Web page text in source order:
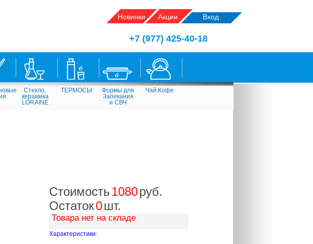
Новинки Акции Вход
Стекло,
керамика
LORAINE
ТЕРМОСЫ
Формы для
Запекания
и СВЧ
Чай.Кофе
+7 (977) 425-40-18
Стоимость1080руб.
Остаток0шт.
Товара нет на складе
Характеристики: